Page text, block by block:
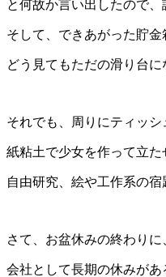
と何故か言い出したので
そして、できあがった貯金
どう見てもただの滑り台に
それでも、周りにティッシ
紙粘土で少女を作って立
自由研究、絵や工作系の
さて、お盆休みの終わり
会社として長期の休みがあ